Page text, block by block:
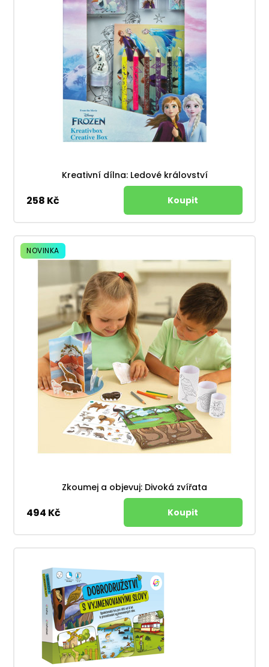
Kreativní dílna: Ledové království
258 Kč
NOVINKA
Zkoumej a objevuj: Divoká zvířata
494 Kč